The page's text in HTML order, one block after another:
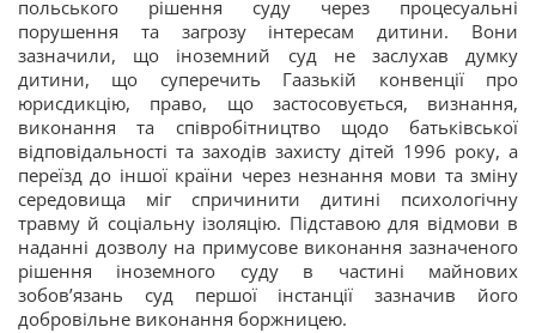
польського рішення суду через процесуальні
порушення та загрозу інтересам дитини. Вони
зазначили, що іноземний суд не заслухав думку
дитини, що суперечить Гаазькій конвенції про
юрисдикцію, право, що застосовується, визнання,
виконання та співробітництво щодо батьківської
відповідальності та заходів захисту дітей 1996 року, а
переїзд до іншої країни через незнання мови та зміну
середовища міг спричинити дитині психологічну
травму й соціальну ізоляцію. Підставою для відмови в
наданні дозволу на примусове виконання зазначеного
рішення іноземного суду в частині майнових
зобов’язань суд першої інстанції зазначив його
добровільне виконання боржницею.